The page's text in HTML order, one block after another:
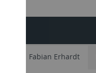
Fabian Erhardt